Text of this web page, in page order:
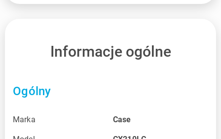
Informacje ogólne
Ogólny
Marka Case